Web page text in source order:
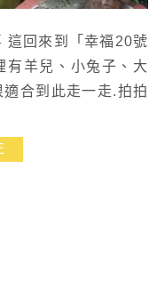
這回來到「幸福20號
有羊兒、小兔子、大
合到此走一走.拍拍